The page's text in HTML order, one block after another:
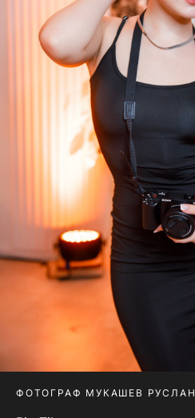
ФОТОГРАФ МУКАШЕВ РУСЛАН